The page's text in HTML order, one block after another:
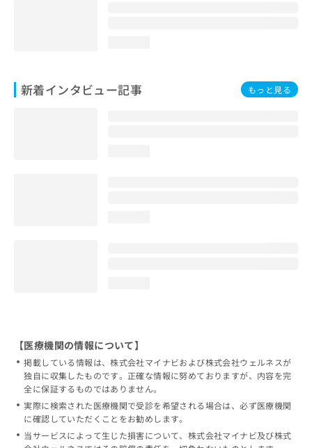
新着インタビュー記事 もっと見る
【医療機関の情報について】
掲載している情報は、株式会社マイナビおよび株式会社ウェルネスが
独自に収集したものです。正確な情報に努めておりますが、内容を完
全に保証するものではありません。
実際に検索された医療機関で受診を希望される場合は、必ず医療機関
に確認していただくことをお勧めします。
当サービスによって生じた損害について、株式会社マイナビ及び株式